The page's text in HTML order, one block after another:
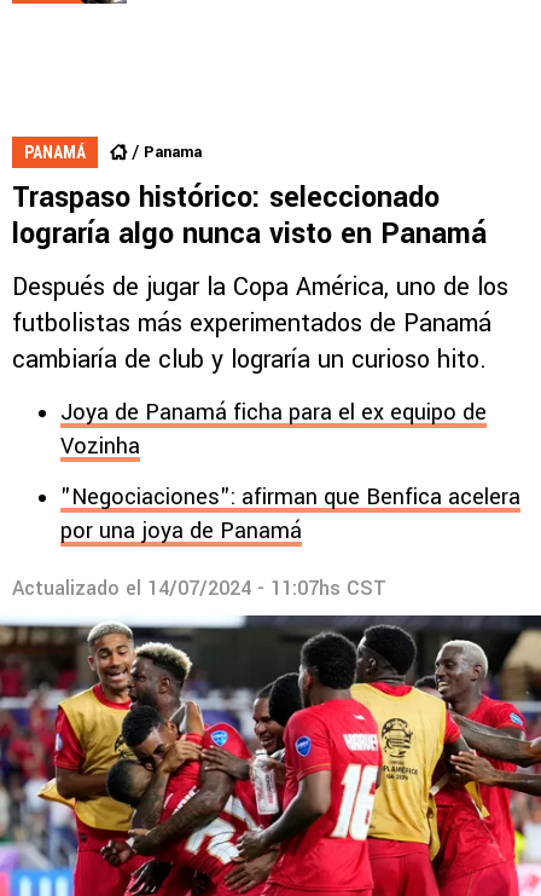
PANAMÁ Panama
Traspaso histórico: seleccionado
lograría algo nunca visto en Panamá
Después de jugar la Copa América, uno de los
futbolistas más experimentados de Panamá
cambiaría de club y lograría un curioso hito.
Joya de Panamá ficha para el ex equipo de
Vozinha
"Negociaciones": afirman que Benfica acelera
por una joya de Panamá
Actualizado el 14/07/2024 - 11:07hs CST